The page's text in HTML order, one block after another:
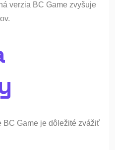
verzia BC Game zvyšuje
BC Game je dôležité zvážiť